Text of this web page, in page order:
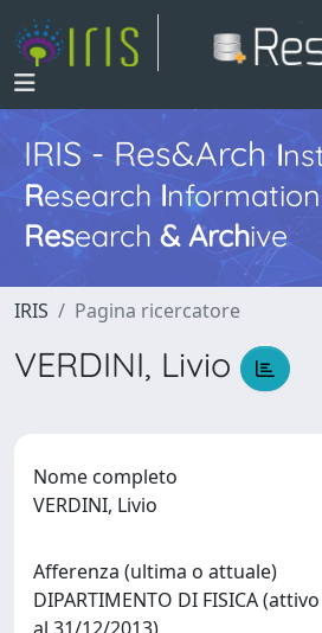
IRIS - Res&ArchI
Research I
Research & Archive
IRIS Pagina ricercatore
VERDINI, Livio
Nome completo
VERDINI, Livio
Afferenza (ultima o attuale)
DIPARTIMENTO DI FISICA